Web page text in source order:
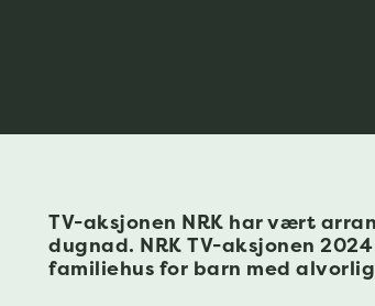
TV-aksjonen NRK har vært
dugnad. NRK TV-aksjonen
familiehus for barn med